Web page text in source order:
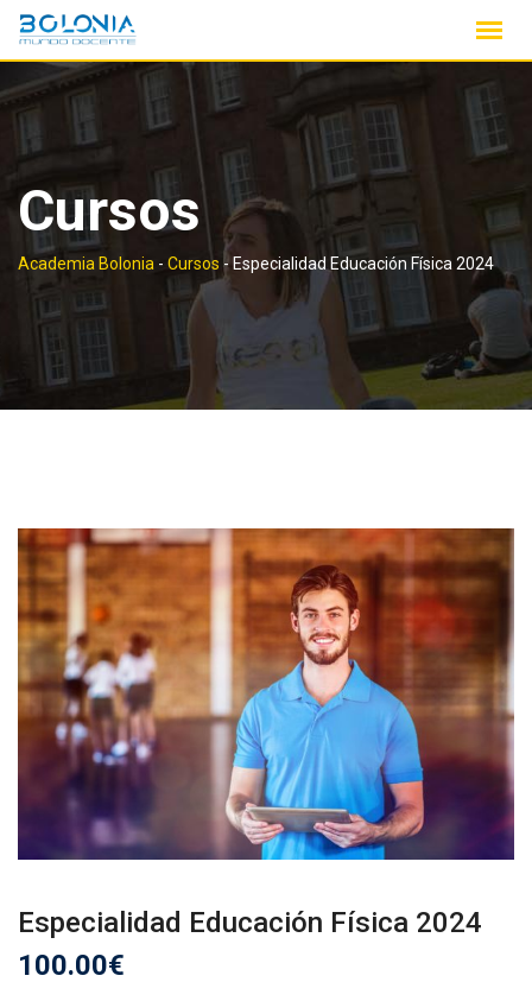
Saltar
contenido
Cursos
Academia Bolonia - Cursos - Especialidad Educación Física 2024
Especialidad Educación Física 2024
100.00€